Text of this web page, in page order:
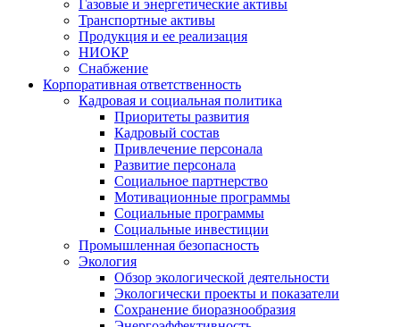
Газовые и энергетические активы
Транспортные активы
Продукция и ее реализация
НИОКР
Снабжение
Корпоративная ответственность
Кадровая и социальная политика
Приоритеты развития
Кадровый состав
Привлечение персонала
Развитие персонала
Социальное партнерство
Мотивационные программы
Социальные программы
Социальные инвестиции
Промышленная безопасность
Экология
Обзор экологической деятельности
Экологически проекты и показатели
Сохранение биоразнообразия